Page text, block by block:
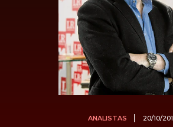
ANALISTAS 20/10/